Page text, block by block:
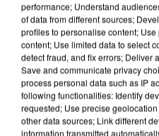
performance; Understand
of data from different sources;
profiles to personalise content;
content; Use limited data to select
detect fraud, and fix errors; Deliver
Save and communicate privacy
process personal data such as IP
following functionalities: Identify
requested; Use precise
other data sources; Link different
information transmitted